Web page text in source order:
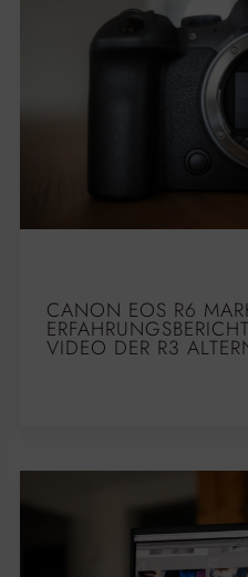
CANON EOS R6
VIDEO DER R3